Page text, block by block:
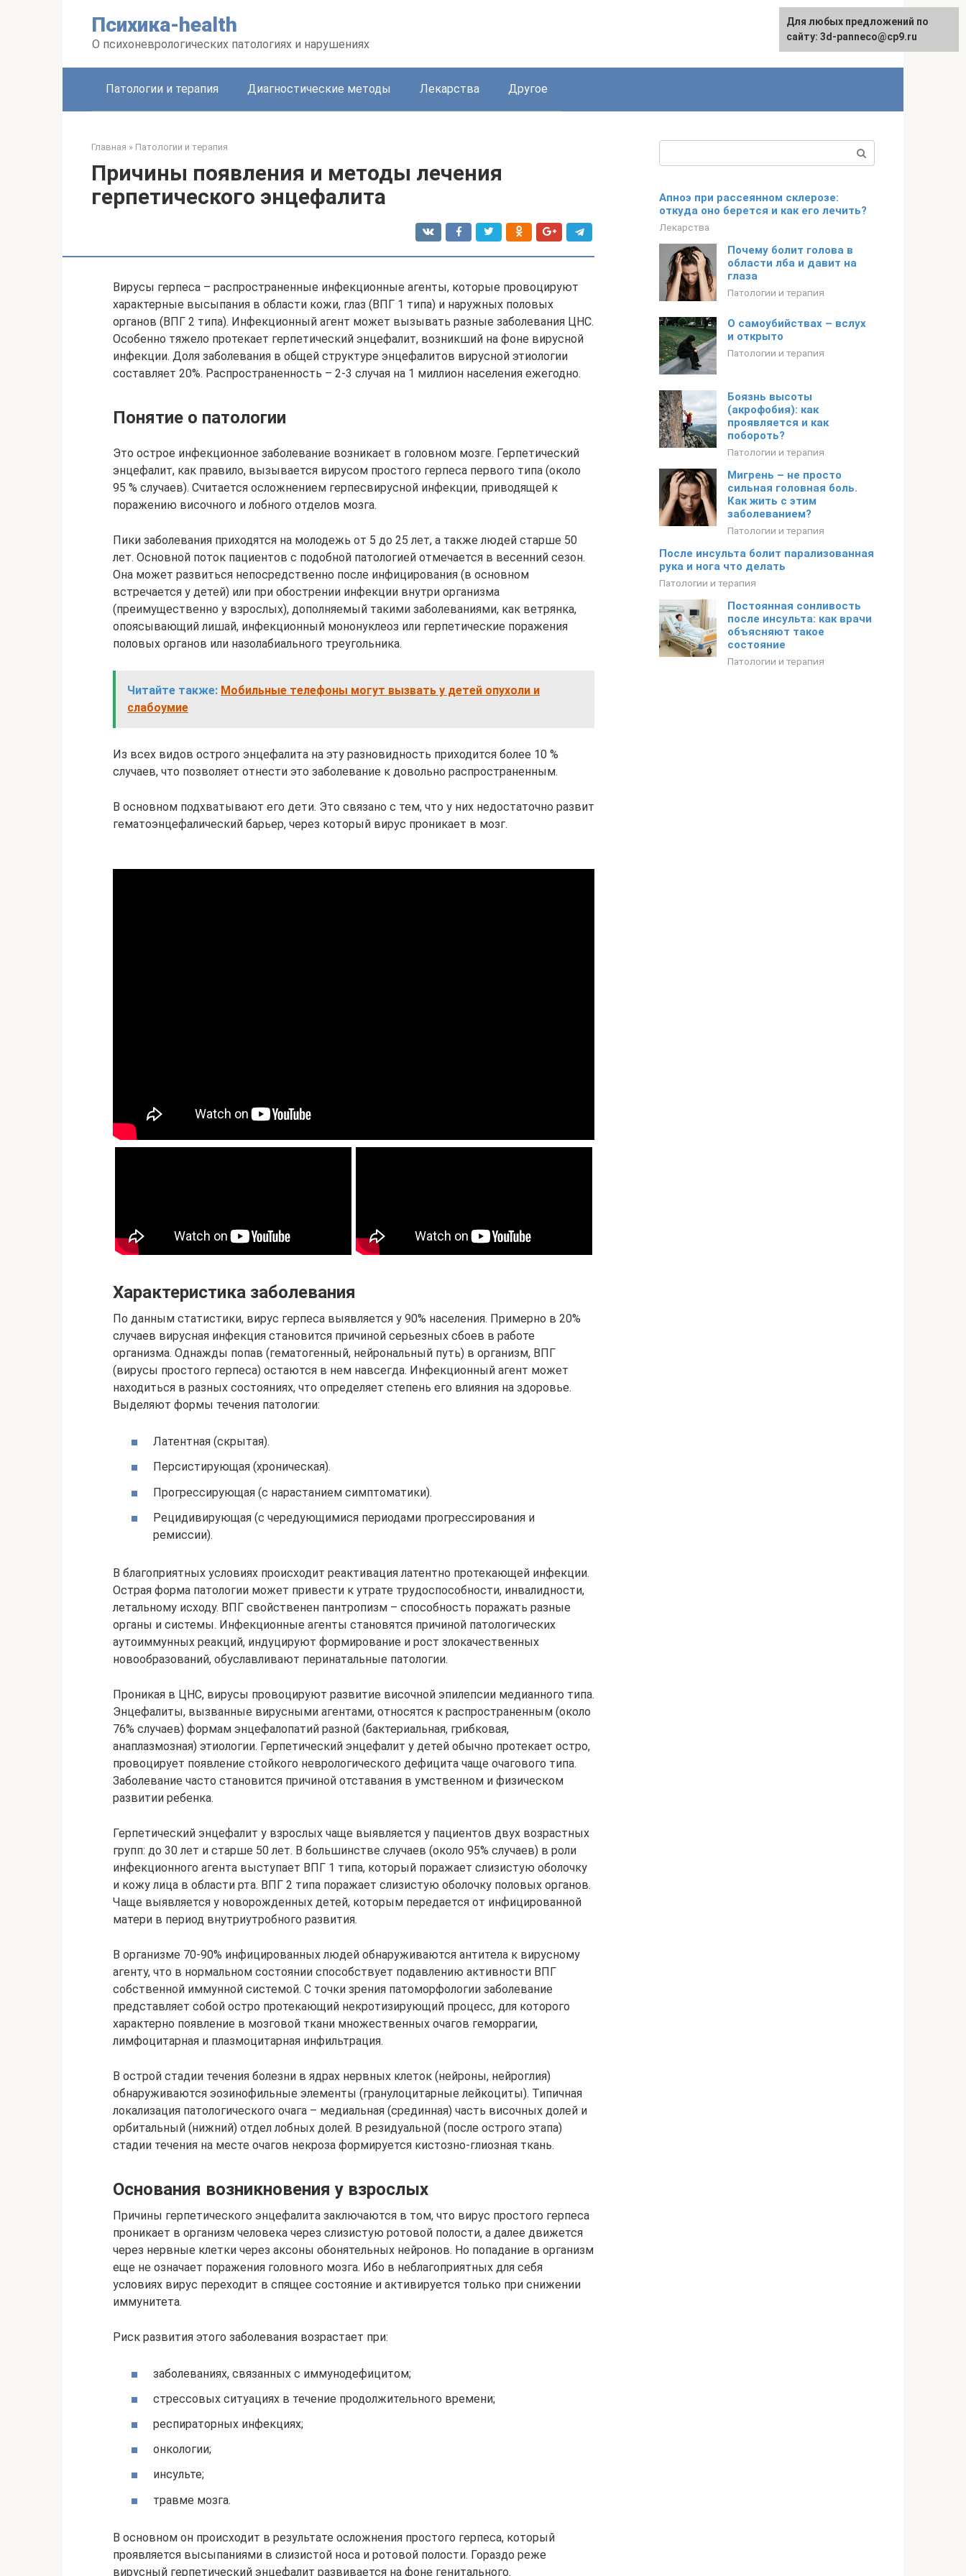
Психика-health
О психоневрологических патологиях и нарушениях
Патологии и терапия Диагностические методы Лекарства Другое
Главная » Патологии и терапия
Причины появления и методы лечения
герпетического энцефалита
Вирусы герпеса – распространенные инфекционные агенты, которые провоцируют
характерные высыпания в области кожи, глаз (ВПГ 1 типа) и наружных половых
органов (ВПГ 2 типа). Инфекционный агент может вызывать разные заболевания ЦНС.
Особенно тяжело протекает герпетический энцефалит, возникший на фоне вирусной
инфекции. Доля заболевания в общей структуре энцефалитов вирусной этиологии
составляет 20%. Распространенность – 2-3 случая на 1 миллион населения ежегодно.
Понятие о патологии
Это острое инфекционное заболевание возникает в головном мозге. Герпетический
энцефалит, как правило, вызывается вирусом простого герпеса первого типа (около
95 % случаев). Считается осложнением герпесвирусной инфекции, приводящей к
поражению височного и лобного отделов мозга.
Пики заболевания приходятся на молодежь от 5 до 25 лет, а также людей старше 50
лет. Основной поток пациентов с подобной патологией отмечается в весенний сезон.
Она может развиться непосредственно после инфицирования (в основном
встречается у детей) или при обострении инфекции внутри организма
(преимущественно у взрослых), дополняемый такими заболеваниями, как ветрянка,
опоясывающий лишай, инфекционный мононуклеоз или герпетические поражения
половых органов или назолабиального треугольника.
Читайте также: Мобильные телефоны могут вызвать у детей опухоли и
слабоумие
Из всех видов острого энцефалита на эту разновидность приходится более 10 %
случаев, что позволяет отнести это заболевание к довольно распространенным.
В основном подхватывают его дети. Это связано с тем, что у них недостаточно развит
гематоэнцефалический барьер, через который вирус проникает в мозг.
Характеристика заболевания
По данным статистики, вирус герпеса выявляется у 90% населения. Примерно в 20%
случаев вирусная инфекция становится причиной серьезных сбоев в работе
организма. Однажды попав (гематогенный, нейрональный путь) в организм, ВПГ
(вирусы простого герпеса) остаются в нем навсегда. Инфекционный агент может
находиться в разных состояниях, что определяет степень его влияния на здоровье.
Выделяют формы течения патологии:
Латентная (скрытая).
Персистирующая (хроническая).
Прогрессирующая (с нарастанием симптоматики).
Рецидивирующая (с чередующимися периодами прогрессирования и
ремиссии).
В благоприятных условиях происходит реактивация латентно протекающей инфекции.
Острая форма патологии может привести к утрате трудоспособности, инвалидности,
летальному исходу. ВПГ свойственен пантропизм – способность поражать разные
органы и системы. Инфекционные агенты становятся причиной патологических
аутоиммунных реакций, индуцируют формирование и рост злокачественных
новообразований, обуславливают перинатальные патологии.
Проникая в ЦНС, вирусы провоцируют развитие височной эпилепсии медианного типа.
Энцефалиты, вызванные вирусными агентами, относятся к распространенным (около
76% случаев) формам энцефалопатий разной (бактериальная, грибковая,
анаплазмозная) этиологии. Герпетический энцефалит у детей обычно протекает остро,
провоцирует появление стойкого неврологического дефицита чаще очагового типа.
Заболевание часто становится причиной отставания в умственном и физическом
развитии ребенка.
Герпетический энцефалит у взрослых чаще выявляется у пациентов двух возрастных
групп: до 30 лет и старше 50 лет. В большинстве случаев (около 95% случаев) в роли
инфекционного агента выступает ВПГ 1 типа, который поражает слизистую оболочку
и кожу лица в области рта. ВПГ 2 типа поражает слизистую оболочку половых органов.
Чаще выявляется у новорожденных детей, которым передается от инфицированной
матери в период внутриутробного развития.
В организме 70-90% инфицированных людей обнаруживаются антитела к вирусному
агенту, что в нормальном состоянии способствует подавлению активности ВПГ
собственной иммунной системой. С точки зрения патоморфологии заболевание
представляет собой остро протекающий некротизирующий процесс, для которого
характерно появление в мозговой ткани множественных очагов геморрагии,
лимфоцитарная и плазмоцитарная инфильтрация.
В острой стадии течения болезни в ядрах нервных клеток (нейроны, нейроглия)
обнаруживаются эозинофильные элементы (гранулоцитарные лейкоциты). Типичная
локализация патологического очага – медиальная (срединная) часть височных долей и
орбитальный (нижний) отдел лобных долей. В резидуальной (после острого этапа)
стадии течения на месте очагов некроза формируется кистозно-глиозная ткань.
Основания возникновения у взрослых
Причины герпетического энцефалита заключаются в том, что вирус простого герпеса
проникает в организм человека через слизистую ротовой полости, а далее движется
через нервные клетки через аксоны обонятельных нейронов. Но попадание в организм
еще не означает поражения головного мозга. Ибо в неблагоприятных для себя
условиях вирус переходит в спящее состояние и активируется только при снижении
иммунитета.
Риск развития этого заболевания возрастает при:
заболеваниях, связанных с иммунодефицитом;
стрессовых ситуациях в течение продолжительного времени;
респираторных инфекциях;
онкологии;
инсульте;
травме мозга.
В основном он происходит в результате осложнения простого герпеса, который
проявляется высыпаниями в слизистой носа и ротовой полости. Гораздо реже
вирусный герпетический энцефалит развивается на фоне генитального.
Апноэ при рассеянном склерозе:
откуда оно берется и как его лечить?
Лекарства
Почему болит голова в
области лба и давит на
глаза
Патологии и терапия
О самоубийствах – вслух
и открыто
Патологии и терапия
Боязнь высоты
(акрофобия): как
проявляется и как
побороть?
Патологии и терапия
Мигрень – не просто
сильная головная боль.
Как жить с этим
заболеванием?
Патологии и терапия
После инсульта болит парализованная
рука и нога что делать
Патологии и терапия
Постоянная сонливость
после инсульта: как врачи
объясняют такое
состояние
Патологии и терапия
Для любых предложений по
сайту: 3d-panneco@cp9.ru